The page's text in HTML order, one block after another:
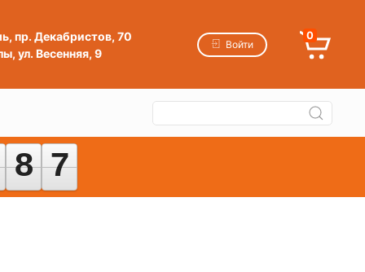
пр. Декабристов, 70
ул. Весенняя, 9
Войти
0
8
8 7
7